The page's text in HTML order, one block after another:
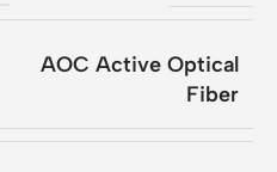
AOC Active Optical
Fiber